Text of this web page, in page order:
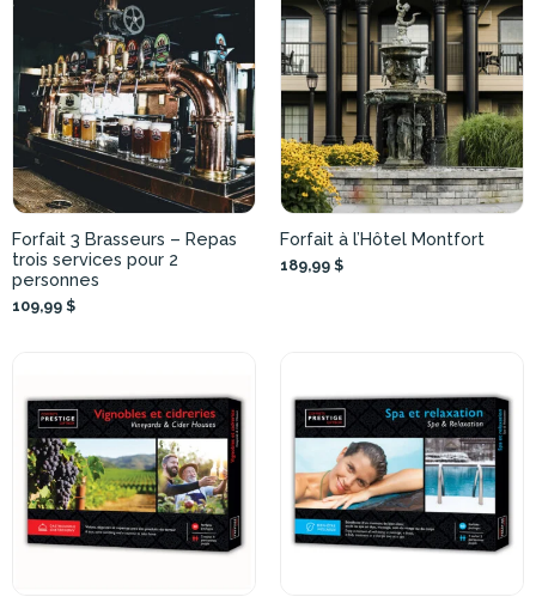
Forfait 3 Brasseurs – Repas
trois services pour 2
personnes
109,99 $
Forfait à l’Hôtel Montfort
189,99 $